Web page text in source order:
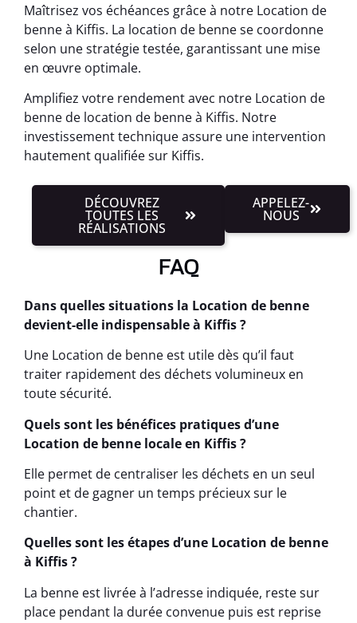
Maîtrisez vos échéances grâce à notre Location de
benne à Kiffis. La location de benne se coordonne
selon une stratégie testée, garantissant une mise
en œuvre optimale.
Amplifiez votre rendement avec notre Location de
benne de location de benne à Kiffis. Notre
investissement technique assure une intervention
hautement qualifiée sur Kiffis.
DÉCOUVREZ
TOUTES LES
RÉALISATIONS
APPELEZ-
NOUS
FAQ
Dans quelles situations la Location de benne
devient-elle indispensable à Kiffis ?
Une Location de benne est utile dès qu’il faut
traiter rapidement des déchets volumineux en
toute sécurité.
Quels sont les bénéfices pratiques d’une
Location de benne locale en Kiffis ?
Elle permet de centraliser les déchets en un seul
point et de gagner un temps précieux sur le
chantier.
Quelles sont les étapes d’une Location de benne
à Kiffis ?
La benne est livrée à l’adresse indiquée, reste sur
place pendant la durée convenue puis est reprise